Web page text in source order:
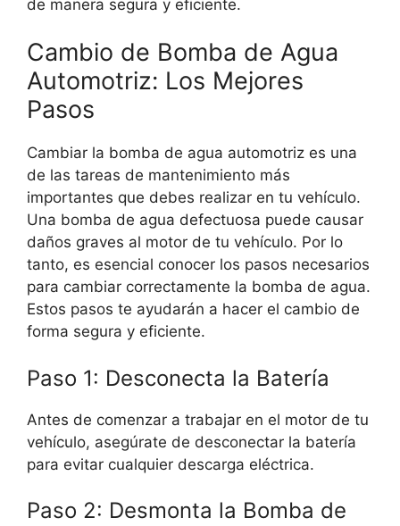
de manera segura y eficiente.
Cambio de Bomba de Agua
Automotriz: Los Mejores
Pasos
Cambiar la bomba de agua automotriz es una
de las tareas de mantenimiento más
importantes que debes realizar en tu vehículo.
Una bomba de agua defectuosa puede causar
daños graves al motor de tu vehículo. Por lo
tanto, es esencial conocer los pasos necesarios
para cambiar correctamente la bomba de agua.
Estos pasos te ayudarán a hacer el cambio de
forma segura y eficiente.
Paso 1: Desconecta la Batería
Antes de comenzar a trabajar en el motor de tu
vehículo, asegúrate de desconectar la batería
para evitar cualquier descarga eléctrica.
Paso 2: Desmonta la Bomba de